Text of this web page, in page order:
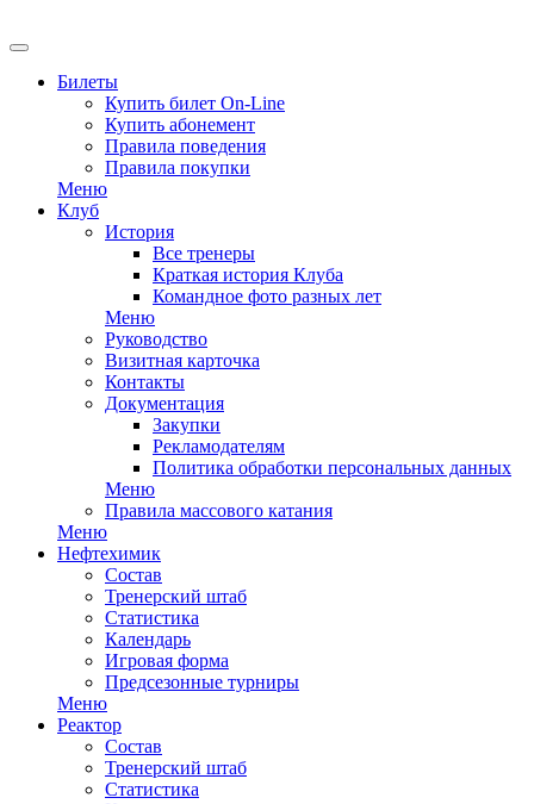
Билеты
Купить билет On-Line
Купить абонемент
Правила поведения
Правила покупки
Меню
Клуб
История
Все тренеры
Краткая история Клуба
Командное фото разных лет
Меню
Руководство
Визитная карточка
Контакты
Документация
Закупки
Рекламодателям
Политика обработки персональных данных
Меню
Правила массового катания
Меню
Нефтехимик
Состав
Тренерский штаб
Статистика
Календарь
Игровая форма
Предсезонные турниры
Меню
Реактор
Состав
Тренерский штаб
Статистика